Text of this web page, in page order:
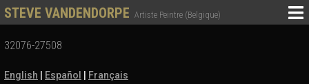
STEVE VANDENDORPE Artiste Peintre (Belgique)
32076-27508
English Español
Français